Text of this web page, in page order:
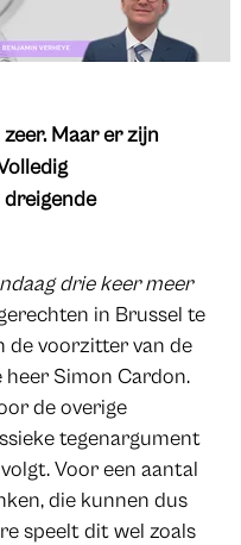
Maar er zijn
drie keer meer
in Brussel te
de voorzitter van de
heer Simon Cardon.
de overige
tegenargument
Voor een aantal
die kunnen dus
speelt dit wel zoals